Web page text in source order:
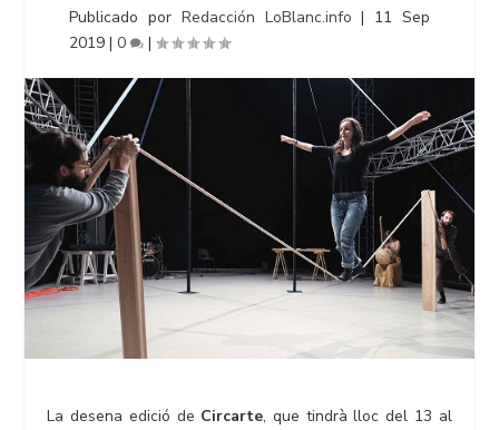
Publicado por Redacción LoBlanc.info | 11 Sep
2019 |0 |
La desena edició de Circarte, que tindrà lloc del 13 al